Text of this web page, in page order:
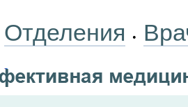
Отделения •